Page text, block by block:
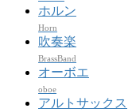
ホルン
Horn
吹奏楽
BrassBand
オーボエ
oboe
アルトサックス